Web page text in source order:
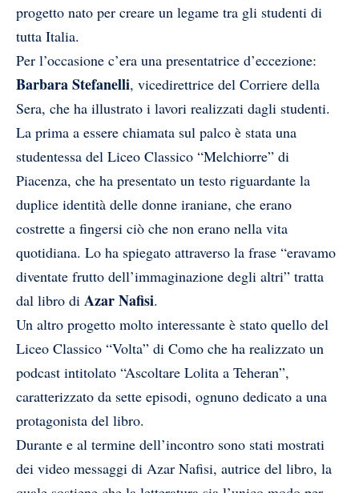
progetto nato per creare un legame tra gli studenti di
tutta Italia.
Per l’occasione c’era una presentatrice d’eccezione:
Barbara Stefanelli, vicedirettrice del Corriere della
Sera, che ha illustrato i lavori realizzati dagli studenti.
La prima a essere chiamata sul palco è stata una
studentessa del Liceo Classico “Melchiorre” di
Piacenza, che ha presentato un testo riguardante la
duplice identità delle donne iraniane, che erano
costrette a fingersi ciò che non erano nella vita
quotidiana. Lo ha spiegato attraverso la frase “eravamo
diventate frutto dell’immaginazione degli altri” tratta
dal libro di Azar Nafisi.
Un altro progetto molto interessante è stato quello del
Liceo Classico “Volta” di Como che ha realizzato un
podcast intitolato “Ascoltare Lolita a Teheran”,
caratterizzato da sette episodi, ognuno dedicato a una
protagonista del libro.
Durante e al termine dell’incontro sono stati mostrati
dei video messaggi di Azar Nafisi, autrice del libro, la